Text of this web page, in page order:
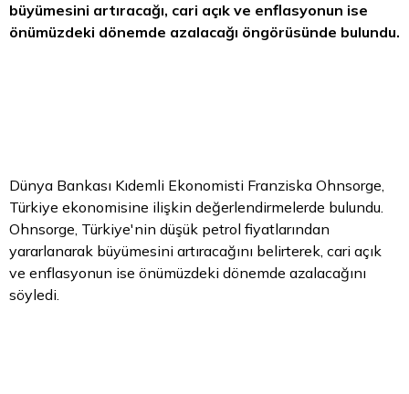
büyümesini artıracağı, cari açık ve enflasyonun ise
önümüzdeki dönemde azalacağı öngörüsünde bulundu.
Dünya Bankası Kıdemli Ekonomisti Franziska Ohnsorge,
Türkiye ekonomisine ilişkin değerlendirmelerde bulundu.
Ohnsorge, Türkiye'nin düşük petrol fiyatlarından
yararlanarak büyümesini artıracağını belirterek, cari açık
ve enflasyonun ise önümüzdeki dönemde azalacağını
söyledi.